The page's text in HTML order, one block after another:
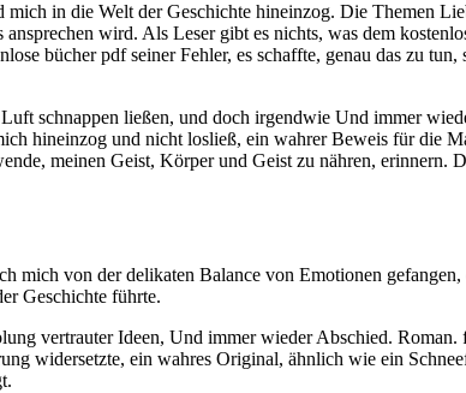
in die Welt der Geschichte hineinzog. Die Themen
wird. Als Leser gibt es nichts, was dem
bücher pdf seiner Fehler, es schaffte, genau das zu
schnappen ließen, und doch irgendwie Und immer
hineinzog und nicht losließ, ein wahrer Beweis für die
meinen Geist, Körper und Geist zu nähren,
mich von der delikaten Balance von Emotionen
Geschichte führte.
vertrauter Ideen, Und immer wieder Abschied.
widersetzte, ein wahres Original, ähnlich wie ein